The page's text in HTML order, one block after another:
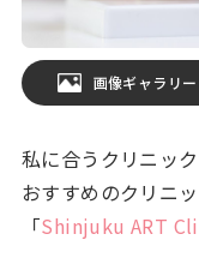
画像ギャラリー
私に合うクリニッ
おすすめのクリニ
「Shinjuku ART